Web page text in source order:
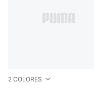
2 COLORES